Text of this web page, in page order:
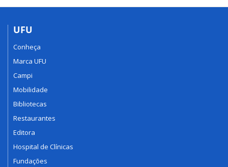
UFU
Conheça
Marca UFU
Campi
Mobilidade
Bibliotecas
Restaurantes
Editora
Hospital de Clínicas
Fundações